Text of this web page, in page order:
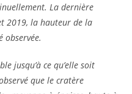
La dernière
2019, la hauteur de la
observée.
jusqu’à ce qu’elle soit
que le cratère